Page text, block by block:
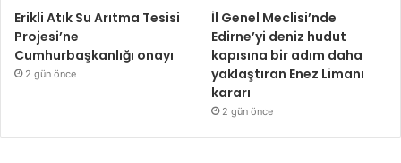
Erikli Atık Su Arıtma Tesisi
Projesi’ne
Cumhurbaşkanlığı onayı
2 gün önce
İl Genel Meclisi’nde
Edirne’yi deniz hudut
kapısına bir adım daha
yaklaştıran Enez Limanı
kararı
2 gün önce